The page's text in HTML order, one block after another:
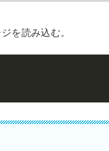
を読み込む。